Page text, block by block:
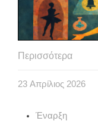
Περισσότερα
23 Απρίλιος 2026
Έναρξη